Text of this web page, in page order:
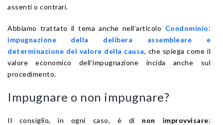
assenti o contrari.
Abbiamo trattato il tema anche nell’articolo Condominio:
impugnazione della delibera assembleare e
determinazione del valore della causa, che spiega come il
valore economico dell’impugnazione incida anche sul
procedimento.
Impugnare o non impugnare?
Il consiglio, in ogni caso, è di non improvvisare: